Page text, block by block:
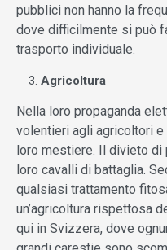
pubblici non hanno la
dove difficilmente si può
trasporto individuale.
Agricoltura
Nella loro propaganda
volentieri agli agricoltori
loro mestiere. Il divieto
loro cavalli di battaglia.
qualsiasi trattamento
un’agricoltura rispettosa
qui in Svizzera, dove